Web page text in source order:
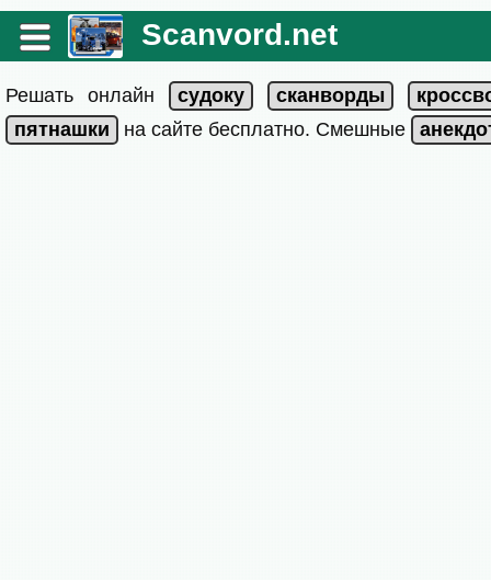
Scanvord.net
Решать онлайн
на сайте бесплатно. Смешные